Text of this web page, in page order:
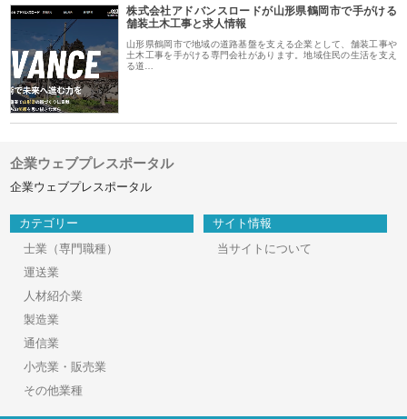
株式会社アドバンスロードが山形県鶴岡市で手がける
舗装土木工事と求人情報
山形県鶴岡市で地域の道路基盤を支える企業として、舗装工事や
土木工事を手がける専門会社があります。地域住民の生活を支え
る道…
企業ウェブプレスポータル
企業ウェブプレスポータル
カテゴリー
士業（専門職種）
運送業
人材紹介業
製造業
通信業
小売業・販売業
その他業種
サイト情報
当サイトについて